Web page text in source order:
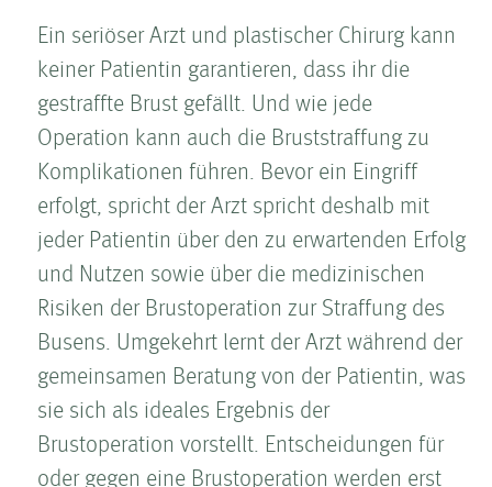
Ein seriöser Arzt und plastischer Chirurg kann
keiner Patientin garantieren, dass ihr die
gestraffte Brust gefällt. Und wie jede
Operation kann auch die Brust­straffung zu
Komplikationen führen. Bevor ein Eingriff
erfolgt, spricht der Arzt spricht deshalb mit
jeder Patientin über den zu erwartenden Erfolg
und Nutzen sowie über die medizinischen
Risiken der Brustoperation zur Straffung des
Busens. Umgekehrt lernt der Arzt während der
gemeinsamen Beratung von der Patientin, was
sie sich als ideales Ergebnis der
Brustoperation vorstellt. Entscheidungen für
oder gegen eine Brustoperation werden erst